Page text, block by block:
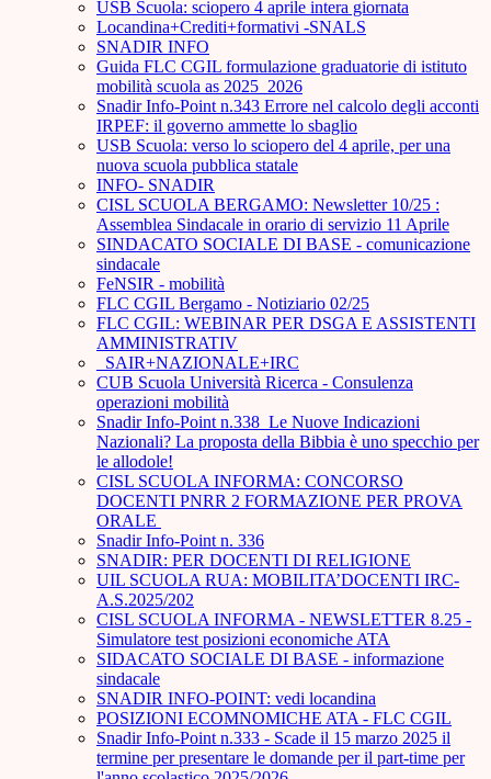
USB Scuola: sciopero 4 aprile intera giornata
Locandina+Crediti+formativi -SNALS
SNADIR INFO
Guida FLC CGIL formulazione graduatorie di istituto
mobilità scuola as 2025_2026
Snadir Info-Point n.343 Errore nel calcolo degli acconti
IRPEF: il governo ammette lo sbaglio
USB Scuola: verso lo sciopero del 4 aprile, per una
nuova scuola pubblica statale
INFO- SNADIR
CISL SCUOLA BERGAMO: Newsletter 10/25 :
Assemblea Sindacale in orario di servizio 11 Aprile
SINDACATO SOCIALE DI BASE - comunicazione
sindacale
FeNSIR - mobilità
FLC CGIL Bergamo - Notiziario 02/25
FLC CGIL: WEBINAR PER DSGA E ASSISTENTI
AMMINISTRATIV
_SAIR+NAZIONALE+IRC
CUB Scuola Università Ricerca - Consulenza
operazioni mobilità
Snadir Info-Point n.338 Le Nuove Indicazioni
Nazionali? La proposta della Bibbia è uno specchio per
le allodole!
CISL SCUOLA INFORMA: CONCORSO
DOCENTI PNRR 2 FORMAZIONE PER PROVA
ORALE ­
Snadir Info-Point n. 336
SNADIR: PER DOCENTI DI RELIGIONE
UIL SCUOLA RUA: MOBILITA’DOCENTI IRC-
A.S.2025/202
CISL SCUOLA INFORMA - NEWSLETTER 8.25 -
Simulatore test posizioni economiche ATA
SIDACATO SOCIALE DI BASE - informazione
sindacale
SNADIR INFO-POINT: vedi locandina
POSIZIONI ECOMNOMICHE ATA - FLC CGIL
Snadir Info-Point n.333 - Scade il 15 marzo 2025 il
termine per presentare le domande per il part-time per